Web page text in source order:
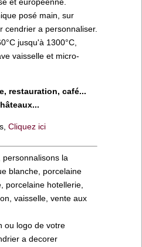
posé main, sur
cendrier a personnaliser.
jusqu'à 1300°C,
vaisselle et micro-
restauration, café...
Cliquez ici
la
blanche, porcelaine
porcelaine hotellerie,
vaisselle, vente aux
ou logo de votre
a decorer